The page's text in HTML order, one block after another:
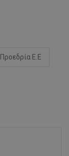
Προεδρία Ε.Ε